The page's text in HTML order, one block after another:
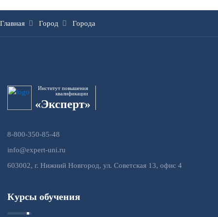
Главная Город Города
Институт повышения
квалификации
«Эксперт»
8-800-350-85-48
info@expert-uni.ru
603002, г. Нижний Новгород, ул. Советская 13, офис 4
Курсы обучения